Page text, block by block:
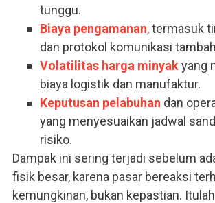
tunggu.
Biaya pengamanan, termasuk
dan protokol komunikasi
Volatilitas harga minyakyang
biaya logistik dan manufaktur.
Keputusan pelabuhan dan
yang menyesuaikan jadwal
risiko.
Dampak ini sering terjadi sebelum
fisik besar, karena pasar bereaksi
kemungkinan, bukan kepastian.